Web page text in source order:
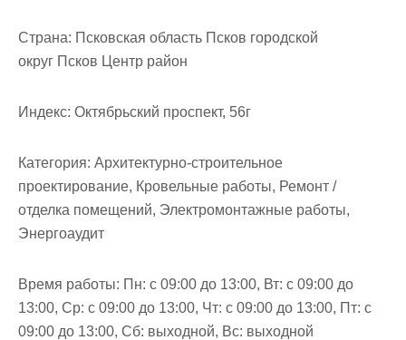
Страна: Псковская область Псков городской
округ Псков Центр район
Индекс: Октябрьский проспект, 56г
Категория: Архитектурно-строительное
проектирование, Кровельные работы, Ремонт /
отделка помещений, Электромонтажные работы,
Энергоаудит
Время работы: Пн: с 09:00 до 13:00, Вт: с 09:00 до
13:00, Ср: с 09:00 до 13:00, Чт: с 09:00 до 13:00, Пт: с
09:00 до 13:00, Сб: выходной, Вс: выходной